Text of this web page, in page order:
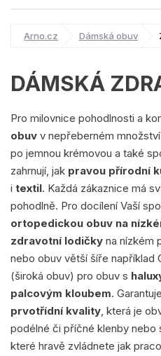
Arno.cz Dámská obuv
DÁMSKÁ
Pro milovnice pohodlnosti a
obuv v nepřeberném
po jemnou krémovou a také
zahrnují, jak pravou přírodní
i textil. Každá zákaznice má
pohodlně. Pro docílení Vaší
ortopedickou obuv na
zdravotní lodičky na nízkém
nebo obuv větší šíře například
(široká obuv) pro obuv s
palcovým kloubem.
prvotřídní kvality, která je
podélné či příčné klenby nebo
které hravě zvládnete jak